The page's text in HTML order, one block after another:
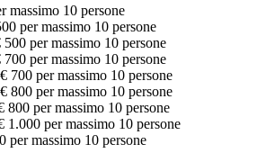
massimo 10 persone
per massimo 10 persone
per massimo 10 persone
per massimo 10 persone
700 per massimo 10 persone
800 per massimo 10 persone
800 per massimo 10 persone
1.000 per massimo 10 persone
per massimo 10 persone